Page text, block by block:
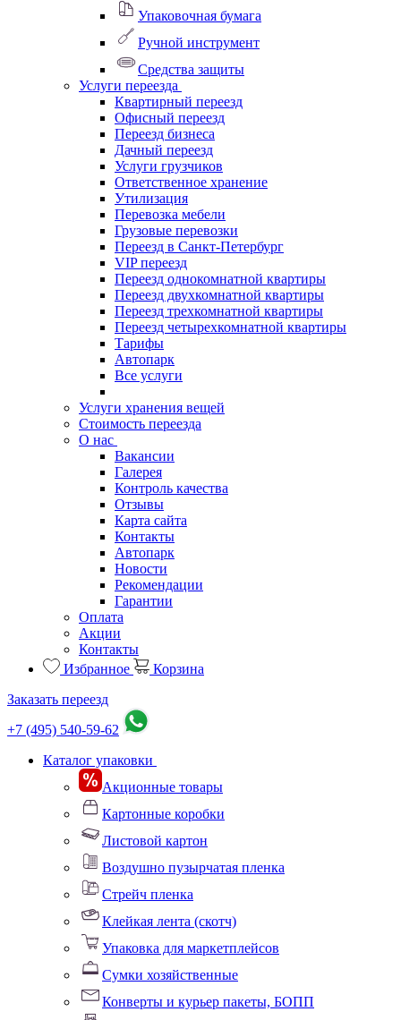
Упаковочная бумага
Ручной инструмент
Средства защиты
Услуги переезда
Квартирный переезд
Офисный переезд
Переезд бизнеса
Дачный переезд
Услуги грузчиков
Ответственное хранение
Утилизация
Перевозка мебели
Грузовые перевозки
Переезд в Санкт-Петербург
VIP переезд
Переезд однокомнатной квартиры
Переезд двухкомнатной квартиры
Переезд трехкомнатной квартиры
Переезд четырехкомнатной квартиры
Тарифы
Автопарк
Все услуги
Услуги хранения вещей
Стоимость переезда
О нас
Вакансии
Галерея
Контроль качества
Отзывы
Карта сайта
Контакты
Автопарк
Новости
Рекомендации
Гарантии
Оплата
Акции
Контакты
Избранное
Корзина
Заказать переезд
+7 (495) 540-59-62
Каталог упаковки
Акционные товары
Картонные коробки
Листовой картон
Воздушно пузырчатая пленка
Стрейч пленка
Клейкая лента (скотч)
Упаковка для маркетплейсов
Сумки хозяйственные
Конверты и курьер пакеты, БОПП